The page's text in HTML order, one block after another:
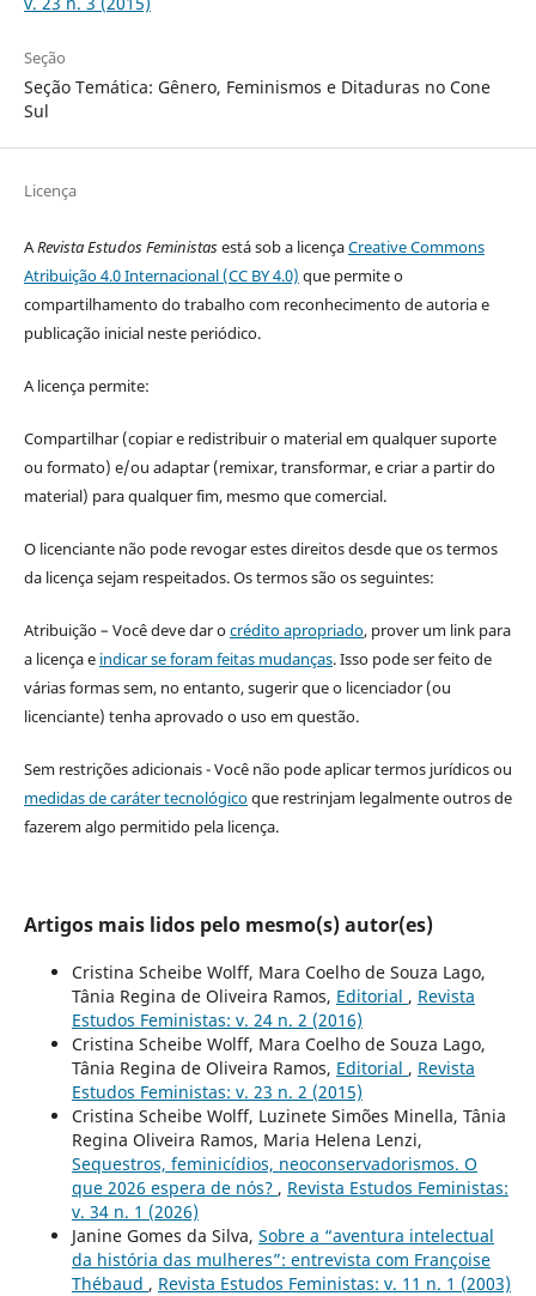
Seção
Seção Temática: Gênero, Feminismos e Ditaduras no Cone
Sul
Licença
ARevista Estudos Feministasestá sob a licençaCreative Commons
Atribuição 4.0 Internacional (CC BY 4.0) que permite o
compartilhamento do trabalho com reconhecimento de autoria e
publicação inicial neste periódico.
A licença permite:
Compartilhar (copiar e redistribuir o material em qualquer suporte
ou formato) e/ou adaptar (remixar, transformar, e criar a partir do
material) para qualquer fim, mesmo que comercial.
O licenciante não pode revogar estes direitos desde que os termos
da licença sejam respeitados. Os termos são os seguintes:
Atribuição – Você deve dar ocrédito apropriado, prover um link para
a licença e indicar se foram feitas mudanças. Isso pode ser feito de
várias formas sem, no entanto, sugerir que o licenciador (ou
licenciante) tenha aprovado o uso em questão.
Sem restrições adicionais - Você não pode aplicar termos jurídicos ou
medidas de caráter tecnológicoque restrinjam legalmente outros de
fazerem algo permitido pela licença.
Artigos mais lidos pelo mesmo(s) autor(es)
Cristina Scheibe Wolff, Mara Coelho de Souza Lago,
Tânia Regina de Oliveira Ramos, Editorial , Revista
Estudos Feministas: v. 24 n. 2 (2016)
Cristina Scheibe Wolff, Mara Coelho de Souza Lago,
Tânia Regina de Oliveira Ramos, Editorial , Revista
Estudos Feministas: v. 23 n. 2 (2015)
Cristina Scheibe Wolff, Luzinete Simões Minella, Tânia
Regina Oliveira Ramos, Maria Helena Lenzi,
Sequestros, feminicídios, neoconservadorismos. O
que 2026 espera de nós? , Revista Estudos Feministas:
v. 34 n. 1 (2026)
Janine Gomes da Silva, Sobre a “aventura intelectual
da história das mulheres”: entrevista com Françoise
Thébaud , Revista Estudos Feministas: v. 11 n. 1 (2003)